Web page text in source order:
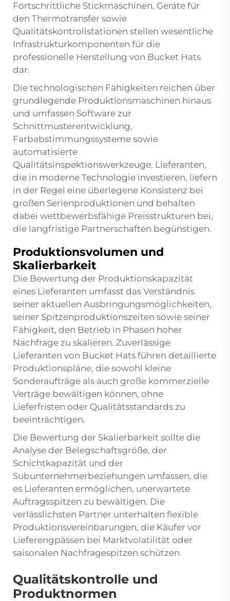
Fortschrittliche Stickmaschinen, Geräte für
den Thermotransfer sowie
Qualitätskontrollstationen stellen wesentliche
Infrastrukturkomponenten für die
professionelle Herstellung von Bucket Hats
dar.
Die technologischen Fähigkeiten reichen über
grundlegende Produktionsmaschinen hinaus
und umfassen Software zur
Schnittmusterentwicklung,
Farbabstimmungssysteme sowie
automatisierte
Qualitätsinspektionswerkzeuge. Lieferanten,
die in moderne Technologie investieren, liefern
in der Regel eine überlegene Konsistenz bei
großen Serienproduktionen und behalten
dabei wettbewerbsfähige Preisstrukturen bei,
die langfristige Partnerschaften begünstigen.
Produktionsvolumen und
Skalierbarkeit
Die Bewertung der Produktionskapazität
eines Lieferanten umfasst das Verständnis
seiner aktuellen Ausbringungsmöglichkeiten,
seiner Spitzenproduktionszeiten sowie seiner
Fähigkeit, den Betrieb in Phasen hoher
Nachfrage zu skalieren. Zuverlässige
Lieferanten von Bucket Hats führen detaillierte
Produktionspläne, die sowohl kleine
Sonderaufträge als auch große kommerzielle
Verträge bewältigen können, ohne
Lieferfristen oder Qualitätsstandards zu
beeinträchtigen.
Die Bewertung der Skalierbarkeit sollte die
Analyse der Belegschaftsgröße, der
Schichtkapazität und der
Subunternehmerbeziehungen umfassen, die
es Lieferanten ermöglichen, unerwartete
Auftragsspitzen zu bewältigen. Die
verlässlichsten Partner unterhalten flexible
Produktionsvereinbarungen, die Käufer vor
Lieferengpässen bei Marktvolatilität oder
saisonalen Nachfragespitzen schützen.
Qualitätskontrolle und
Produktnormen